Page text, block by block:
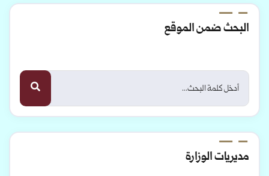
البحث ضمن الموقع
مديريات الوزارة